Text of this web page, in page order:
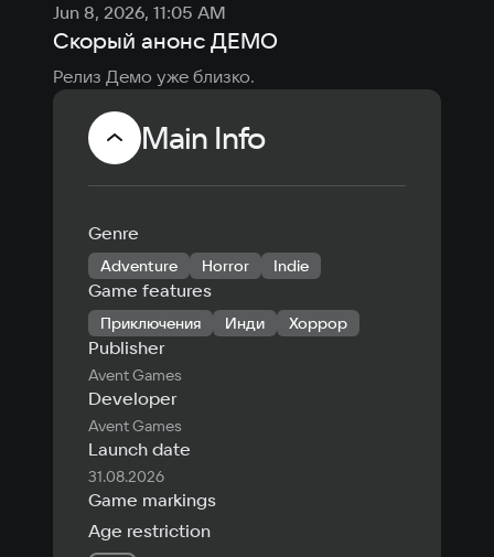
Jun 8, 2026, 11:05 AM
Скорый анонс ДЕМО
Релиз Демо уже близко.
Main Info
Genre
Adventure Horror Indie
Game features
Приключения Инди Хоррор
Publisher
Avent Games
Developer
Avent Games
Launch date
31.08.2026
Game markings
Age restriction